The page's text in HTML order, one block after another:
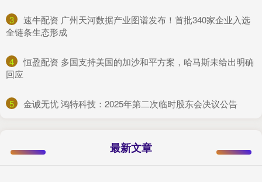
3
​速牛配资 广州天河数据产业图谱发布！首批340家企业入选
全链条生态形成
4
​恒盈配资 多国支持美国的加沙和平方案，哈马斯未给出明确
回应
5 ​金诚无忧 鸿特科技：2025年第二次临时股东会决议公告
最新文章